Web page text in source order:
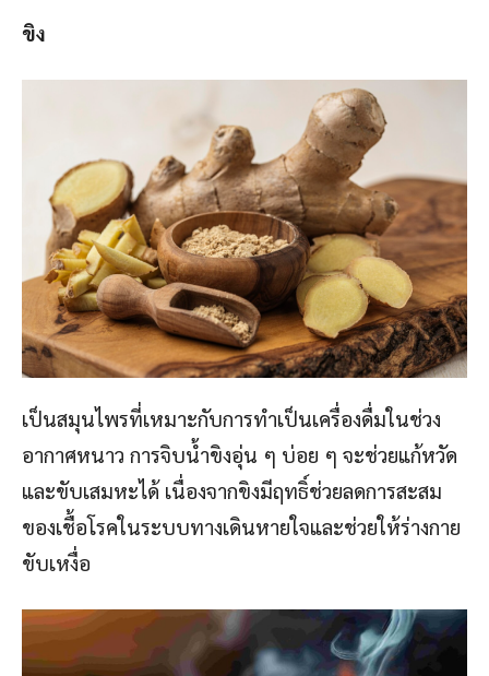
ขิง
เป็นสมุนไพรที่เหมาะกับการทำเป็นเครื่องดื่มในช่วง
อากาศหนาว การจิบน้ำขิงอุ่น ๆ บ่อย ๆ จะช่วยแก้หวัด
และขับเสมหะได้ เนื่องจากขิงมีฤทธิ์ช่วยลดการสะสม
ของเชื้อโรคในระบบทางเดินหายใจและช่วยให้ร่างกาย
ขับเหงื่อ